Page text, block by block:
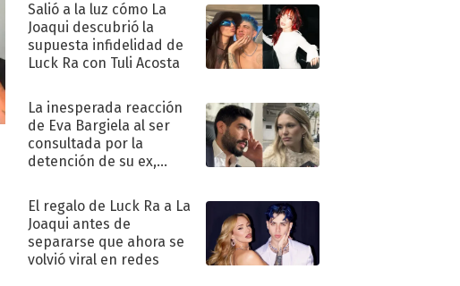
Salió a la luz cómo La
Joaqui descubrió la
supuesta infidelidad de
Luck Ra con Tuli Acosta
La inesperada reacción
de Eva Bargiela al ser
consultada por la
detención de su ex,
El regalo de Luck Ra a La
Joaqui antes de
separarse que ahora se
volvió viral en redes